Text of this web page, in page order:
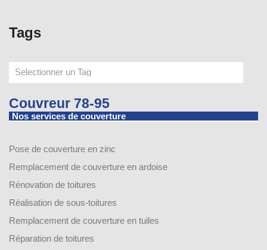
Tags
Couvreur 78-95
Nos services de couverture
Pose de couverture en zinc
Remplacement de couverture en ardoise
Rénovation de toitures
Réalisation de sous-toitures
Remplacement de couverture en tuiles
Réparation de toitures